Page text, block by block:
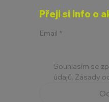
Přeji si info o
Email *
Souhlasím se
údajů. Zásady